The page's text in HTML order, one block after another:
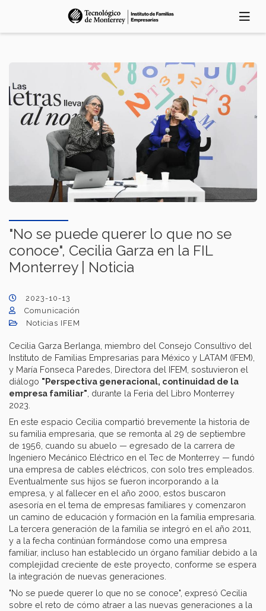
"No se puede querer lo que no se
conoce", Cecilia Garza en la FIL
Monterrey | Noticia
2023-10-13
Comunicación
Noticias IFEM
Cecilia Garza Berlanga, miembro del Consejo Consultivo del
Instituto de Familias Empresarias para México y LATAM (IFEM),
y María Fonseca Paredes, Directora del IFEM, sostuvieron el
diálogo "Perspectiva generacional, continuidad de la
empresa familiar" , durante la Feria del Libro Monterrey
2023.
En este espacio Cecilia compartió brevemente la historia de
su familia empresaria, que se remonta al 29 de septiembre
de 1956, cuando su abuelo — egresado de la carrera de
Ingeniero Mecánico Eléctrico en el Tec de Monterrey — fundó
una empresa de cables eléctricos, con solo tres empleados.
Eventualmente sus hijos se fueron incorporando a la
empresa, y al fallecer en el año 2000, estos buscaron
asesoría en el tema de empresas familiares y comenzaron
un camino de educación y formación en la familia empresaria.
La tercera generación de la familia se integró en el año 2011,
y a la fecha continúan formándose como una empresa
familiar, incluso han establecido un órgano familiar debido a la
complejidad creciente de este proyecto, conforme se espera
la integración de nuevas generaciones.
"No se puede querer lo que no se conoce", expresó Cecilia
sobre el reto de cómo atraer a las nuevas generaciones a la